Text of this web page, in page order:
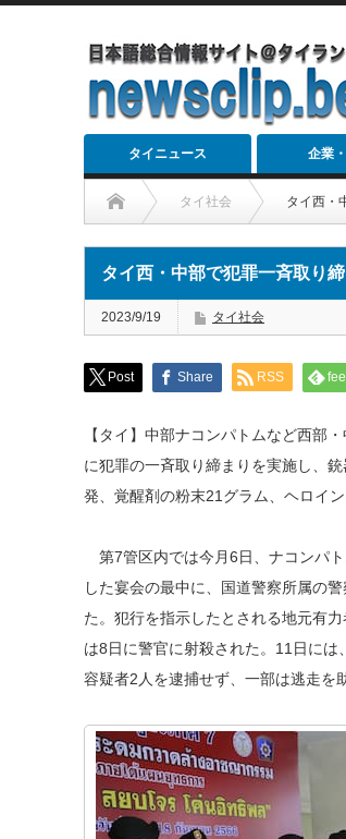
タイニュース 企業
タイ社会 タイ西・
タイ西・中部で犯罪一斉取り
2023/9/19 タイ社会
Post Share RSS
【タイ】中部ナコンパトムなど西部
に犯罪の一斉取り締まりを実施し、
発、覚醒剤の粉末21グラム、ヘロイ
第7管区内では今月6日、ナコンパ
した宴会の最中に、国道警察所属の
た。犯行を指示したとされる地元有
は8日に警官に射殺された。11日に
容疑者2人を逮捕せず、一部は逃走を